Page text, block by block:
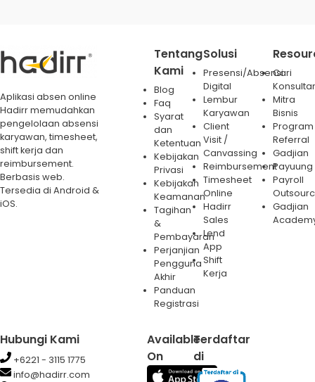
Aplikasi absen online
Hadirr memudahkan
pengelolaan absensi
karyawan, timesheet,
shift kerja dan
reimbursement.
Berbasis web.
Tersedia di Android &
iOS.
Tentang
Kami
Blog
Faq
Syarat
dan
Ketentuan
Kebijakan
Privasi
Kebijakan
Keamanan
Tagihan
&
Pembayaran
Perjanjian
Pengguna
Akhir
Panduan
Registrasi
Solusi
Presensi/Absensi
Digital
Lembur
Karyawan
Client
Visit /
Canvassing
Reimbursement
Timesheet
Online
Hadirr
Sales
Lend
App
Shift
Kerja
Cari
Mitra
Bisnis
Program
Referral
Gadjian
Payuung
Payroll
Gadjian
Hubungi Kami
+6221 - 3115 1775
info@hadirr.com
Available
On
Terdaftar
di